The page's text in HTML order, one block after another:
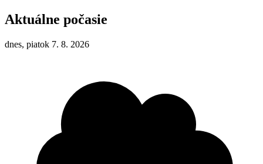
Aktuálne počasie
dnes, piatok 7. 8. 2026